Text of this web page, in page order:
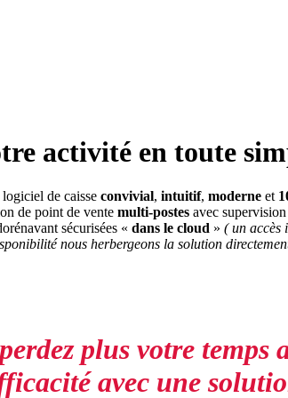
activité en toute
de caisse convivial, intuitif, moderneet
de point de vente multi-postes avec supervision
sécurisées « dans le cloud » ( un accès
nous herbergeons la solution
plus votre
avec une